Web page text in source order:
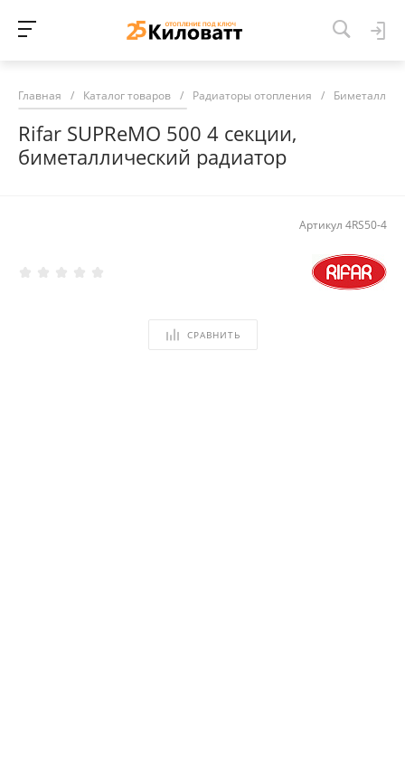
Главная / Каталог товаров / Радиаторы отопления /
Rifar SUPReMO 500 4 секции,
биметаллический радиатор
Артикул 4RS50-4
СРАВНИТЬ